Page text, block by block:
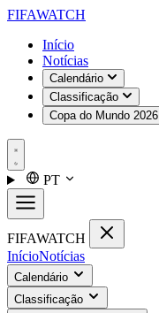
FIFAWATCH
Início
Notícias
Calendário
Classificação
Copa do Mundo 2026
PT
FIFAWATCH
InícioNotícias
Calendário
Classificação